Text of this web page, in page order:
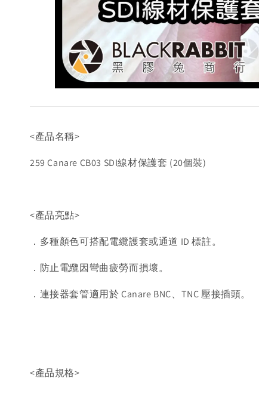
<產品名稱>
259 Canare CB03 SDI線材保護套 (20個裝)
<產品亮點>
．多種顏色可搭配電纜護套或通道 ID 標註。
．防止電纜因彎曲疲勞而損壞。
．連接器套管適用於 Canare BNC、TNC 壓接插頭。
<產品規格>